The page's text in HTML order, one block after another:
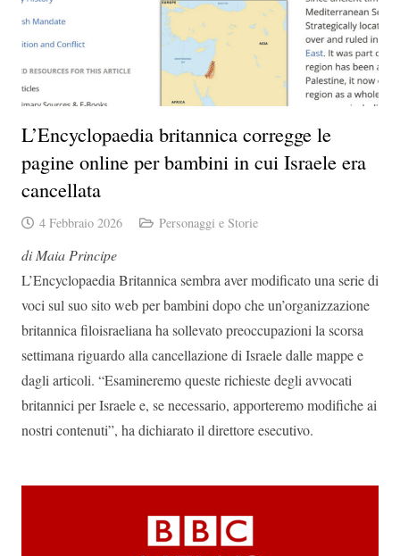
L’Encyclopaedia britannica corregge le
pagine online per bambini in cui Israele era
cancellata
4 Febbraio 2026 Personaggi e Storie
di Maia Principe
L’Encyclopaedia Britannica sembra aver modificato una serie di
voci sul suo sito web per bambini dopo che un’organizzazione
britannica filoisraeliana ha sollevato preoccupazioni la scorsa
settimana riguardo alla cancellazione di Israele dalle mappe e
dagli articoli. “Esamineremo queste richieste degli avvocati
britannici per Israele e, se necessario, apporteremo modifiche ai
nostri contenuti”, ha dichiarato il direttore esecutivo.